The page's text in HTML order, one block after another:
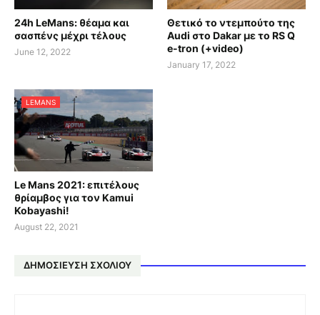
24h LeMans: θέαμα και
σασπένς μέχρι τέλους
June 12, 2022
Θετικό το ντεμπούτο της
Audi στο Dakar με το RS Q
e-tron (+video)
January 17, 2022
LEMANS
Le Mans 2021: επιτέλους
θρίαμβος για τον Kamui
Kobayashi!
August 22, 2021
ΔΗΜΟΣΊΕΥΣΗ ΣΧΟΛΊΟΥ